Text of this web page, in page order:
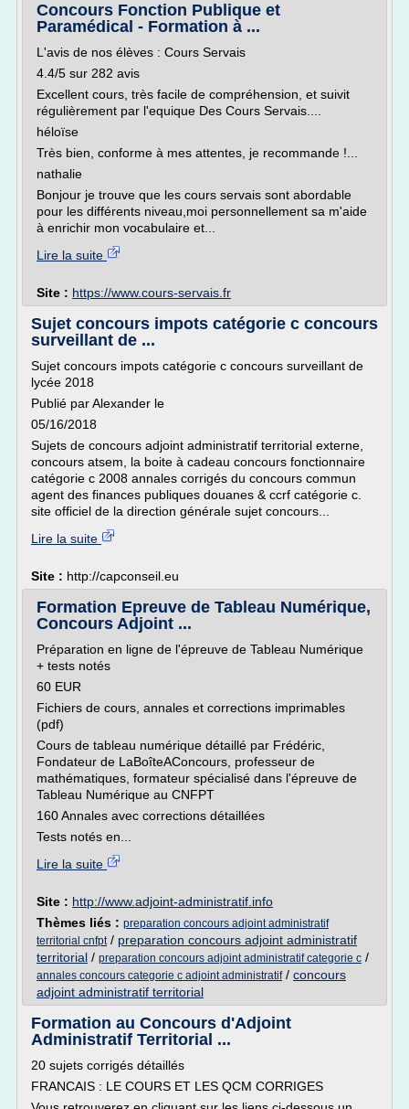
Concours Fonction Publique et
Paramédical - Formation à ...
L'avis de nos élèves : Cours Servais
4.4/5 sur 282 avis
Excellent cours, très facile de compréhension, et suivit
régulièrement par l'equique Des Cours Servais....
héloïse
Très bien, conforme à mes attentes, je recommande !...
nathalie
Bonjour je trouve que les cours servais sont abordable
pour les différents niveau,moi personnellement sa m'aide
à enrichir mon vocabulaire et...
Lire la suite
Site : https://www.cours-servais.fr
Sujet concours impots catégorie c concours
surveillant de ...
Sujet concours impots catégorie c concours surveillant de
lycée 2018
Publié par Alexander le
05/16/2018
Sujets de concours adjoint administratif territorial externe,
concours atsem, la boite à cadeau concours fonctionnaire
catégorie c 2008 annales corrigés du concours commun
agent des finances publiques douanes & ccrf catégorie c.
site officiel de la direction générale sujet concours...
Lire la suite
Site : http://capconseil.eu
Formation Epreuve de Tableau Numérique,
Concours Adjoint ...
Préparation en ligne de l'épreuve de Tableau Numérique
+ tests notés
60 EUR
Fichiers de cours, annales et corrections imprimables
(pdf)
Cours de tableau numérique détaillé par Frédéric,
Fondateur de LaBoîteAConcours, professeur de
mathématiques, formateur spécialisé dans l'épreuve de
Tableau Numérique au CNFPT
160 Annales avec corrections détaillées
Tests notés en...
Lire la suite
Site : http://www.adjoint-administratif.info
Thèmes liés : preparation concours adjoint administratif
territorial cnfpt/ preparation concours adjoint administratif
territorial / preparation concours adjoint administratif categorie c /
annales concours categorie c adjoint administratif/ concours
adjoint administratif territorial
Formation au Concours d'Adjoint
Administratif Territorial ...
20 sujets corrigés détaillés
FRANCAIS : LE COURS ET LES QCM CORRIGES